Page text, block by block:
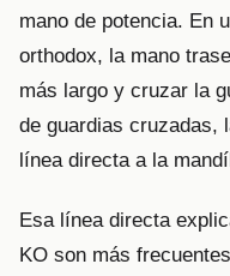
mano de potencia. En
orthodox, la mano
más largo y cruzar la
de guardias cruzadas,
línea directa a la
Esa línea directa
KO son más